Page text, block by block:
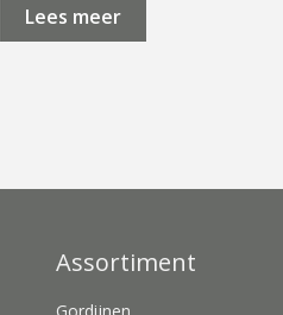
Lees meer
Assortiment